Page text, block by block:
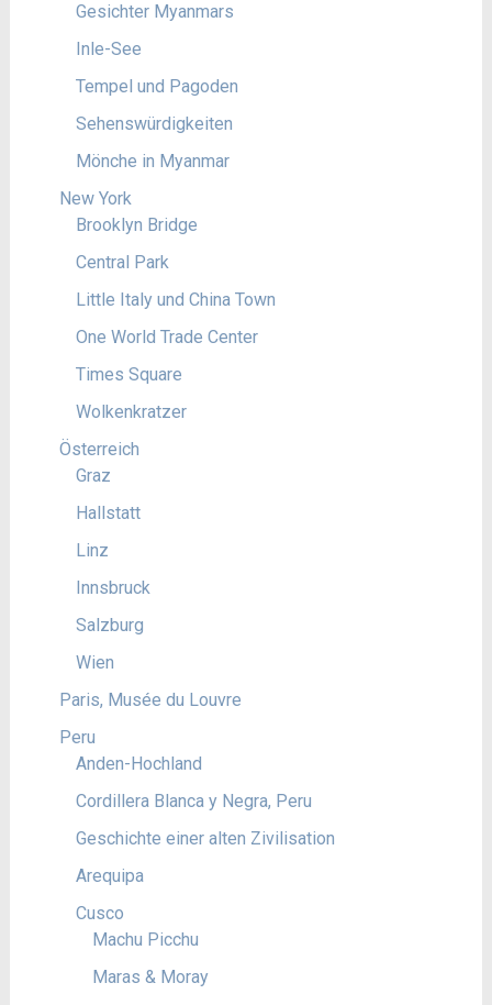
Gesichter Myanmars
Inle-See
Tempel und Pagoden
Sehenswürdigkeiten
Mönche in Myanmar
New York
Brooklyn Bridge
Central Park
Little Italy und China Town
One World Trade Center
Times Square
Wolkenkratzer
Österreich
Graz
Hallstatt
Linz
Innsbruck
Salzburg
Wien
Paris, Musée du Louvre
Peru
Anden-Hochland
Cordillera Blanca y Negra, Peru
Geschichte einer alten Zivilisation
Arequipa
Cusco
Machu Picchu
Maras & Moray